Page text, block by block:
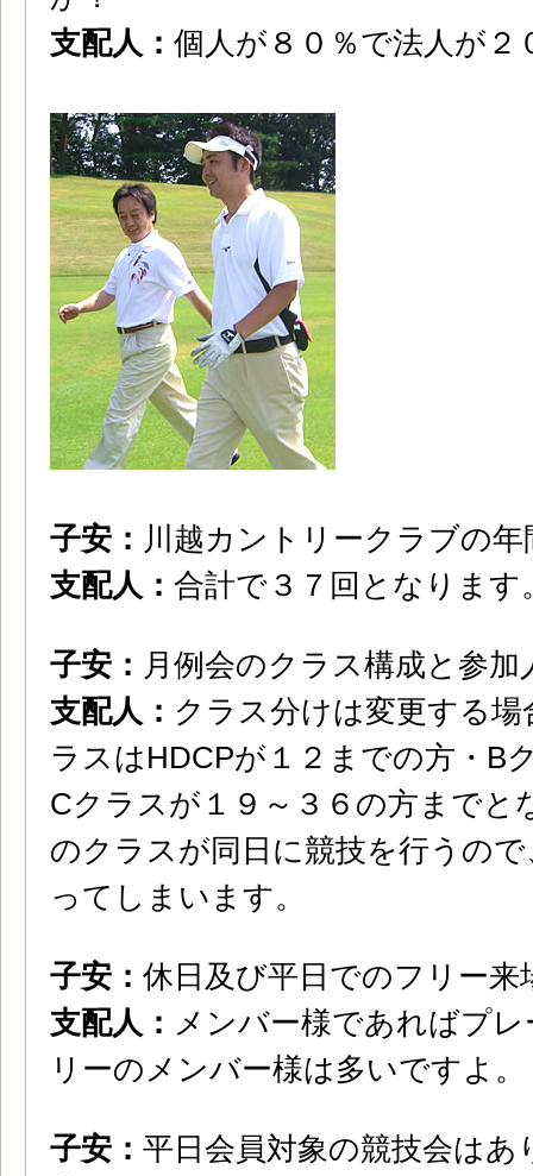
支配人： 個人が８０％で法人が２
子安： 川越カントリークラブの
支配人： 合計で３７回となります
子安： 月例会のクラス構成と参加
支配人： クラス分けは変更する
ラスはHDCPが１２までの方・B
Cクラスが１９～３６の方までと
のクラスが同日に競技を行うの
ってしまいます。
子安： 休日及び平日でのフリー来
支配人： メンバー様であればプ
リーのメンバー様は多いですよ。
子安： 平日会員対象の競技会はあ